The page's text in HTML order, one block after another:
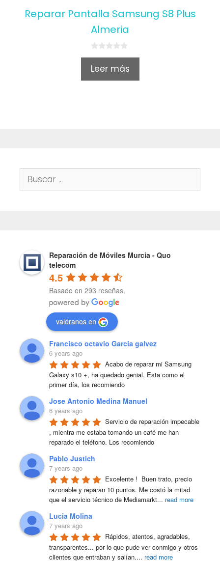
Reparar Pantalla Samsung S8 Plus
Almeria
0
u
Leer más
Buscar:
Reparación de Móviles Murcia - Quo
telecom
4.5
Basado en 293 reseñas.
valóranos en
Francisco octavio Garcia galvez
6 years ago
Acabo de reparar mi Samsung
Galaxy s10 +, ha quedado genial. Esta como el
primer día, los recomiendo
Jose Antonio Medina Manuel
6 years ago
Servicio de reparación impecable
, mientra me estaba tomando un café me han
reparado el teléfono. Los recomiendo
Pablo Justich
7 years ago
Excelente !  Buen trato, precio
razonable y reparan 10 puntos. Me costó la mitad
que el servicio técnico de Mediamarkt... read more
Lucia Molina
7 years ago
Rápidos, atentos, agradables,
transparentes... por lo que pude ver conmigo y otros
clientes que entraban y salían.... read more